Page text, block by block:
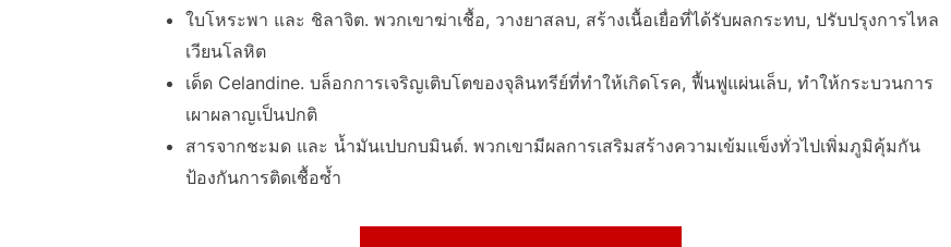
ใบโหระพา และ ชิลาจิต. พวกเขาฆ่าเชื้อ, วางยาสลบ, สร้างเนื้อเยื่อที่ได้รับผลกระทบ, ปรับปรุงการไหล
เวียนโลหิต
เด็ด Celandine. บล็อกการเจริญเติบโตของจุลินทรีย์ที่ทำให้เกิดโรค, ฟื้นฟูแผ่นเล็บ, ทำให้กระบวนการ
เผาผลาญเป็นปกติ
สารจากชะมด และ น้ำมันเปบกบมินต์. พวกเขามีผลการเสริมสร้างความเข้มแข็งทั่วไปเพิ่มภูมิคุ้มกัน
ป้องกันการติดเชื้อซ้ำ